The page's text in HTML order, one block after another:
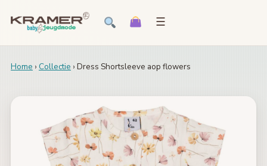
☰
Home › Collectie › Dress Shortsleeve aop flowers